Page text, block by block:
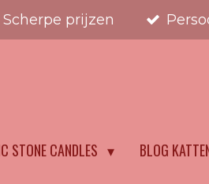
Scherpe prijzen
STONE CANDLES
BLOG